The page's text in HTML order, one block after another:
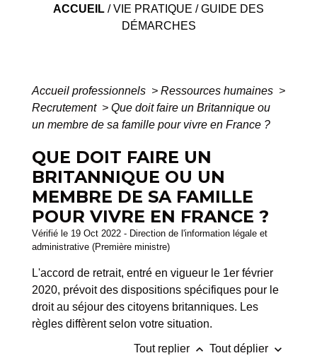
ACCUEIL /VIE PRATIQUE /GUIDE DES
DÉMARCHES
Accueil professionnels > Ressources humaines >
Recrutement > Que doit faire un Britannique ou
un membre de sa famille pour vivre en France ?
QUE DOIT FAIRE UN
BRITANNIQUE OU UN
MEMBRE DE SA FAMILLE
POUR VIVRE EN FRANCE ?
Vérifié le 19 Oct 2022 - Direction de l'information légale et
administrative (Première ministre)
L'accord de retrait, entré en vigueur le 1er février
2020, prévoit des dispositions spécifiques pour le
droit au séjour des citoyens britanniques. Les
règles diffèrent selon votre situation.
Tout replier keyboard_arrow_up Tout déplier keyboard_arrow_down